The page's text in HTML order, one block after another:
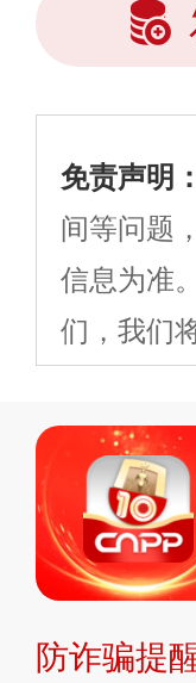
免责声明：
间等问题
信息为准
们，我们
标、
复制、
不代理、
持投资购
提交说明
防诈骗提